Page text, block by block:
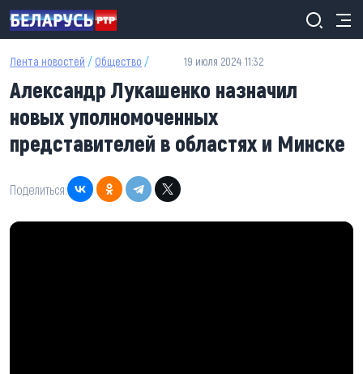
Перейти к основному содержанию
Лента новостей / Общество / 19 июля 2024 11:32
Александр Лукашенко назначил
новых уполномоченных
представителей в областях и Минске
Поделиться: